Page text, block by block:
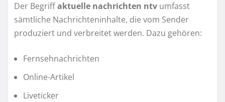
Der Begriffaktuelle nachrichten ntv umfasst
sämtliche Nachrichteninhalte, die vom Sender
produziert und verbreitet werden. Dazu gehören:
Fernsehnachrichten
Online-Artikel
Liveticker